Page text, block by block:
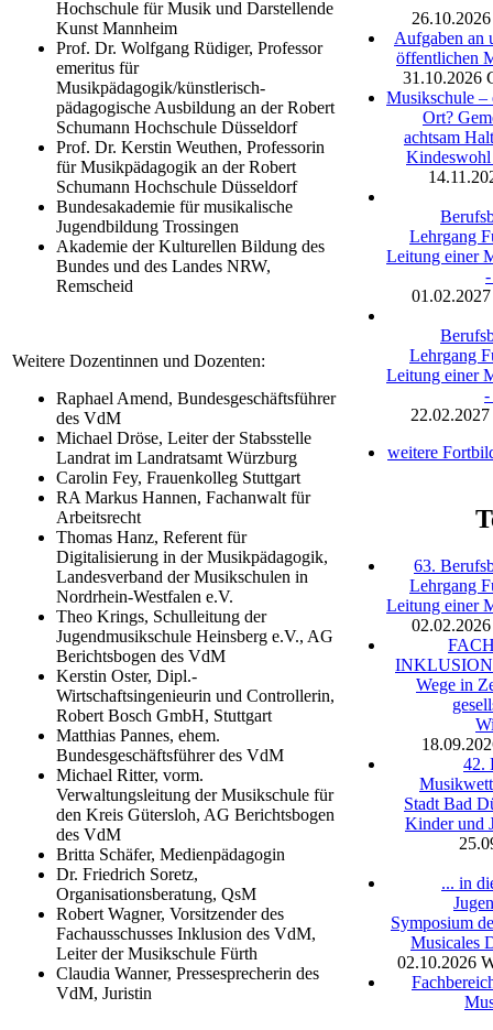
Hochschule für Musik und Darstellende
Kunst Mannheim
Prof. Dr. Wolfgang Rüdiger, Professor
emeritus für
Musikpädagogik/künstlerisch-
pädagogische Ausbildung an der Robert
Schumann Hochschule Düsseldorf
Prof. Dr. Kerstin Weuthen, Professorin
für Musikpädagogik an der Robert
Schumann Hochschule Düsseldorf
Bundesakademie für musikalische
Jugendbildung Trossingen
Akademie der Kulturellen Bildung des
Bundes und des Landes NRW,
Remscheid
Weitere Dozentinnen und Dozenten:
Raphael Amend, Bundesgeschäftsführer
des VdM
Michael Dröse, Leiter der Stabsstelle
Landrat im Landratsamt Würzburg
Carolin Fey, Frauenkolleg Stuttgart
RA Markus Hannen, Fachanwalt für
Arbeitsrecht
Thomas Hanz, Referent für
Digitalisierung in der Musikpädagogik,
Landesverband der Musikschulen in
Nordrhein-Westfalen e.V.
Theo Krings, Schulleitung der
Jugendmusikschule Heinsberg e.V., AG
Berichtsbogen des VdM
Kerstin Oster, Dipl.-
Wirtschaftsingenieurin und Controllerin,
Robert Bosch GmbH, Stuttgart
Matthias Pannes, ehem.
Bundesgeschäftsführer des VdM
Michael Ritter, vorm.
Verwaltungsleitung der Musikschule für
den Kreis Gütersloh, AG Berichtsbogen
des VdM
Britta Schäfer, Medienpädagogin
Dr. Friedrich Soretz,
Organisationsberatung, QsM
Robert Wagner, Vorsitzender des
Fachausschusses Inklusion des VdM,
Leiter der Musikschule Fürth
Claudia Wanner, Pressesprecherin des
VdM, Juristin
26.10.2026
Aufgaben an
öffentlichen
31.10.2026
Musikschule –
Ort?
achtsam
Lehrgang
Leitung einer
01.02.2027
Lehrgang
Leitung einer
-
22.02.2027
weitere
63.
Lehrgang
Leitung einer
02.02.2026
Wege in
42.
Stadt Bad
Kinder und
... in
Symposium
Musicales
02.10.2026